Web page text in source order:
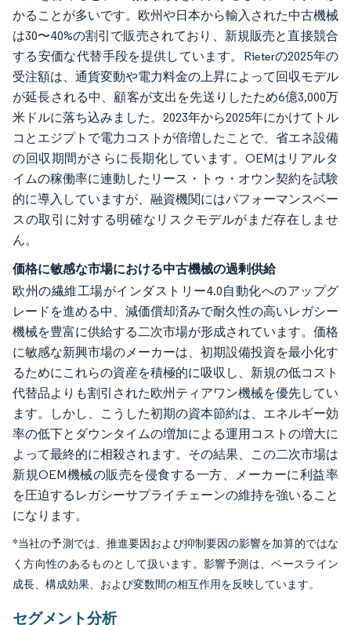
かることが多いです。欧州や日本から輸入された中古機械
は30〜40%の割引で販売されており、新規販売と直接競合
する安価な代替手段を提供しています。Rieterの2025年の
受注額は、通貨変動や電力料金の上昇によって回収モデル
が延長される中、顧客が支出を先送りしたため6億3,000万
米ドルに落ち込みました。2023年から2025年にかけてトル
コとエジプトで電力コストが倍増したことで、省エネ設備
の回収期間がさらに長期化しています。OEMはリアルタ
イムの稼働率に連動したリース・トゥ・オウン契約を試験
的に導入していますが、融資機関にはパフォーマンスベー
スの取引に対する明確なリスクモデルがまだ存在しませ
ん。
価格に敏感な市場における中古機械の過剰供給
欧州の繊維工場がインダストリー4.0自動化へのアップグ
レードを進める中、減価償却済みで耐久性の高いレガシー
機械を豊富に供給する二次市場が形成されています。価格
に敏感な新興市場のメーカーは、初期設備投資を最小化す
るためにこれらの資産を積極的に吸収し、新規の低コスト
代替品よりも割引された欧州ティアワン機械を優先してい
ます。しかし、こうした初期の資本節約は、エネルギー効
率の低下とダウンタイムの増加による運用コストの増大に
よって最終的に相殺されます。その結果、この二次市場は
新規OEM機械の販売を侵食する一方、メーカーに利益率
を圧迫するレガシーサプライチェーンの維持を強いること
になります。
*当社の予測では、推進要因および抑制要因の影響を加算的ではな
く方向性のあるものとして扱います。影響予測は、ベースライン
成長、構成効果、および変数間の相互作用を反映しています。
セグメント分析